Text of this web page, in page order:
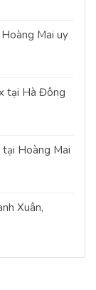
Mai uy
tại Hà Đông
Hoàng Mai
Xuân,